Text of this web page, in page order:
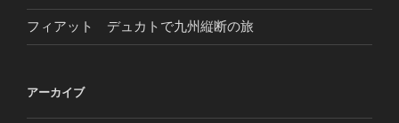
フィアット デュカトで九州縦断の旅
アーカイブ